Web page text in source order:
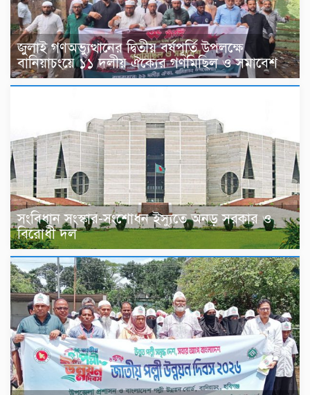
জুলাই গণঅভ্যুত্থানের দ্বিতীয় বর্ষপূর্তি উপলক্ষে
বানিয়াচংয়ে ১১ দলীয় ঐক্যের গণমিছিল ও সমাবেশ
সংবিধান সংস্কার-সংশোধন ইস্যুতে অনড় সরকার ও
বিরোধী দল